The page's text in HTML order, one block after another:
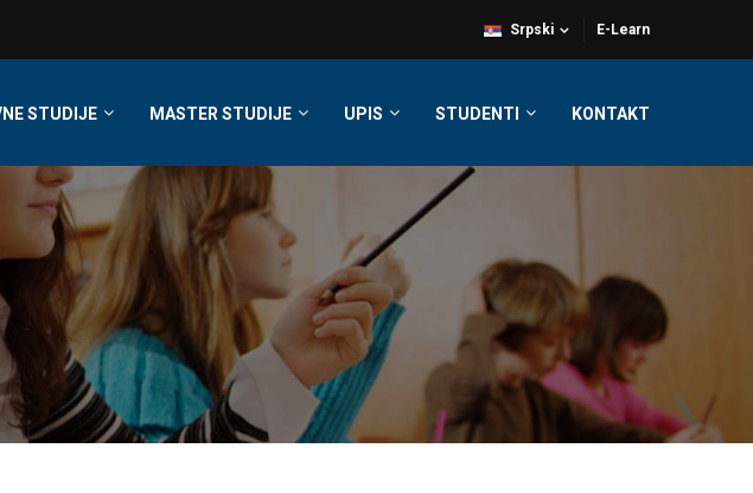
E-Learn
Srpski
STUDIJE MASTER STUDIJE UPIS STUDENTI KONTAKT